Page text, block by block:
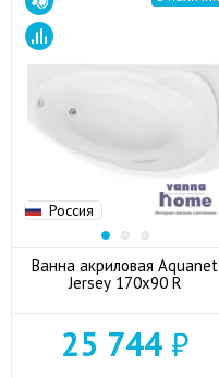
Россия
Ванна акриловая Aquanet
Jersey 170x90 R
25 744 ₽